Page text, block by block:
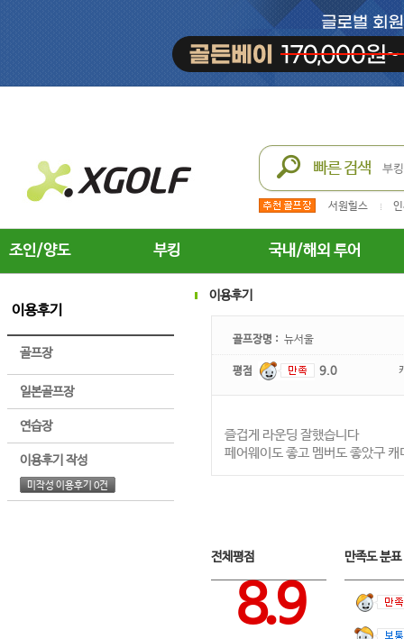
서원힐스
조인/양도 부킹 국내/해외 투어
이용후기
골프장
일본골프장
연습장
이용후기 작성
미작성 이용후기 0건
이용후기
골프장명 : 뉴서울
평점 9.0
즐겁게 라운딩 잘했습니다
페어웨이도 좋고 멤버도 좋았구
전체평점
8.9
만족도 분